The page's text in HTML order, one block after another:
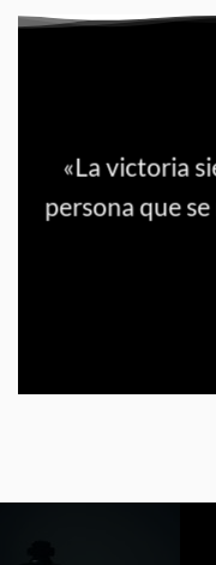
«La victoria
persona que